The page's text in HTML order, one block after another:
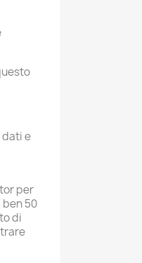
dati e
per
50
di